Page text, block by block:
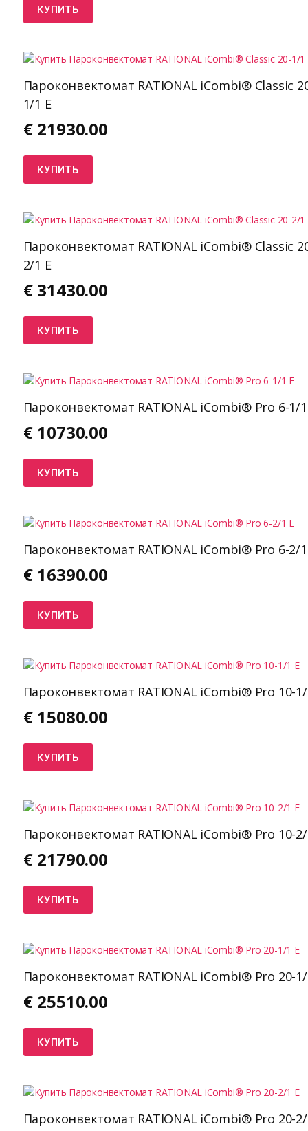
КУПИТЬ
Пароконвектомат RATIONAL iCombi® Classic
1/1 E
€ 21930.00
КУПИТЬ
Пароконвектомат RATIONAL iCombi® Classic
2/1 E
€ 31430.00
КУПИТЬ
Пароконвектомат RATIONAL iCombi® Pro 6-1/
€ 10730.00
КУПИТЬ
Пароконвектомат RATIONAL iCombi® Pro 6-2/
€ 16390.00
КУПИТЬ
Пароконвектомат RATIONAL iCombi® Pro 10-1/
€ 15080.00
КУПИТЬ
Пароконвектомат RATIONAL iCombi® Pro 10-2/
€ 21790.00
КУПИТЬ
Пароконвектомат RATIONAL iCombi® Pro 20-1/
€ 25510.00
КУПИТЬ
Пароконвектомат RATIONAL iCombi® Pro 20-2/